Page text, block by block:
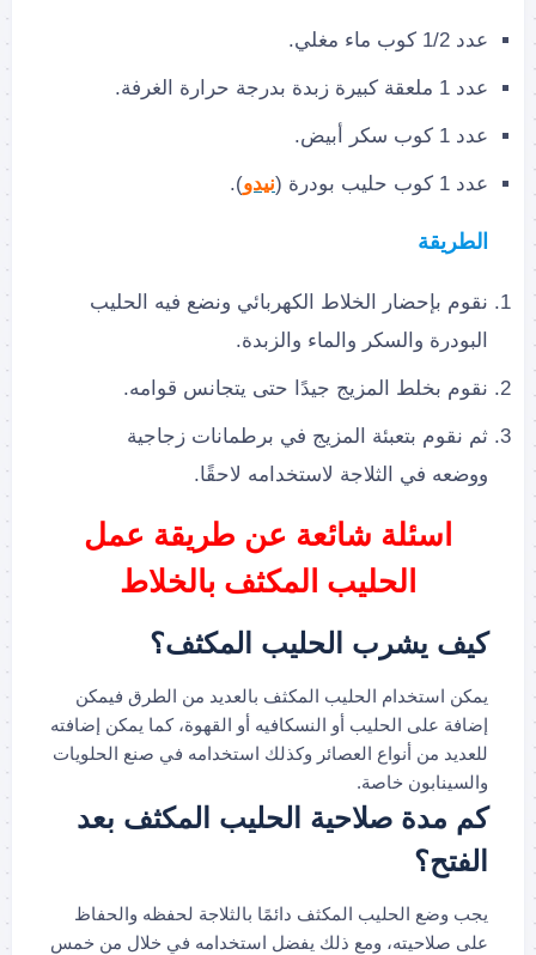
عدد 1/2 كوب ماء مغلي.
عدد 1 ملعقة كبيرة زبدة بدرجة حرارة الغرفة.
عدد 1 كوب سكر أبيض.
عدد 1 كوب حليب بودرة ( نيدو).
الطريقة
نقوم بإحضار الخلاط الكهربائي ونضع فيه الحليب
البودرة والسكر والماء والزبدة.
نقوم بخلط المزيج جيدًا حتى يتجانس قوامه.
ثم نقوم بتعبئة المزيج في برطمانات زجاجية
ووضعه في الثلاجة لاستخدامه لاحقًا.
اسئلة شائعة عن طريقة عمل
الحليب المكثف بالخلاط
كيف يشرب الحليب المكثف؟
يمكن استخدام الحليب المكثف بالعديد من الطرق فيمكن
إضافة على الحليب أو النسكافيه أو القهوة، كما يمكن إضافته
للعديد من أنواع العصائر وكذلك استخدامه في صنع الحلويات
والسينابون خاصة.
كم مدة صلاحية الحليب المكثف بعد
الفتح؟
يجب وضع الحليب المكثف دائمًا بالثلاجة لحفظه والحفاظ
على صلاحيته، ومع ذلك يفضل استخدامه في خلال من خمس